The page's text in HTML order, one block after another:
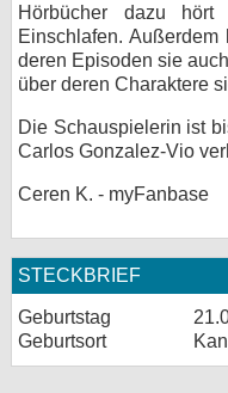
Hörbücher dazu
Einschlafen.
deren Episoden sie
über deren Charaktere
Die Schauspielerin ist
Carlos Gonzalez-Vio
Ceren K. - myFanbase
STECKBRIEF
Geburtstag
Geburtsort